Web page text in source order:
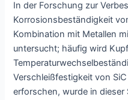
In der Forschung zur
Korrosionsbeständigkeit
Kombination mit Metallen
untersucht; häufig wird
Verschleißfestigkeit von
erforschen, wurde in dieser